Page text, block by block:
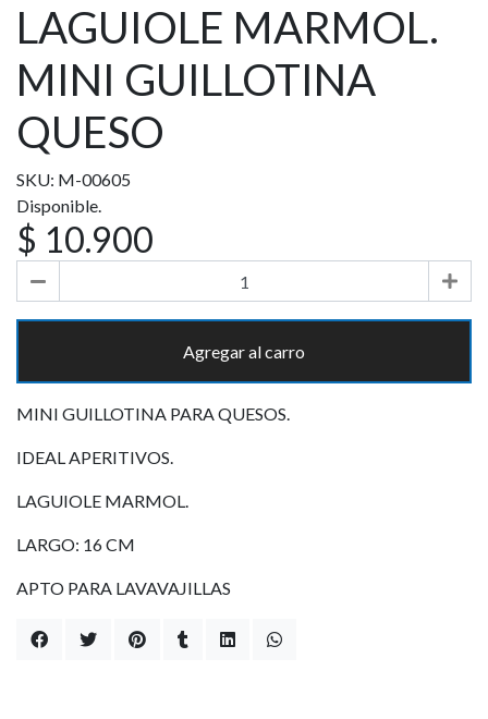
LAGUIOLE MARMOL.
MINI GUILLOTINA
QUESO
SKU: M-00605
Disponible.
$ 10.900
Agregar al carro
MINI GUILLOTINA PARA QUESOS.
IDEAL APERITIVOS.
LAGUIOLE MARMOL.
LARGO: 16 CM
APTO PARA LAVAVAJILLAS